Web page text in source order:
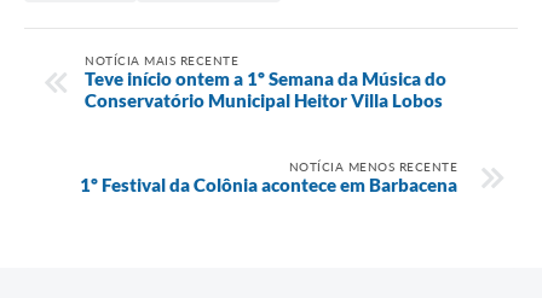
NOTÍCIA MAIS RECENTE
Teve início ontem a 1º Semana da Música do
Conservatório Municipal Heitor Villa Lobos
NOTÍCIA MENOS RECENTE
1º Festival da Colônia acontece em Barbacena